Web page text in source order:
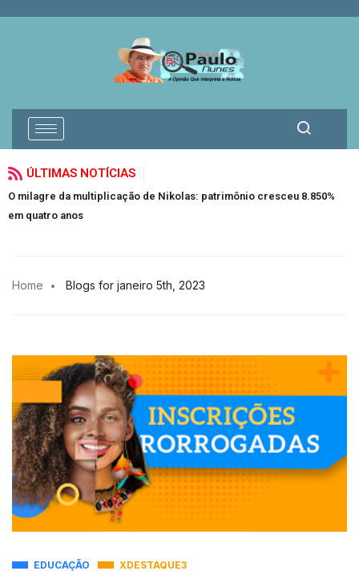
ÚLTIMAS NOTÍCIAS
O milagre da multiplicação de Nikolas: patrimônio cresceu 8.850%
em quatro anos
Home Blogs for janeiro 5th, 2023
EDUCAÇÃO XDESTAQUE3